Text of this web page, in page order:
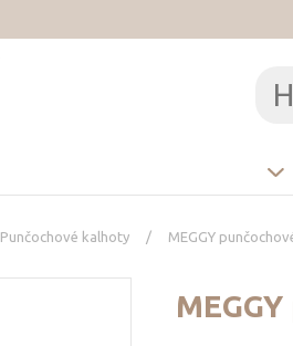
Punčochové kalhoty / MEGGY